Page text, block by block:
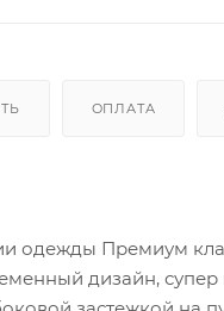
ОПЛАТА
одежды Премиум
дизайн, супер